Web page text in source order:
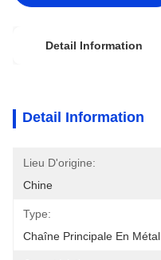
Detail Information
Detail Information
Lieu D'origine:
Chine
Type:
Chaîne Principale En Métal